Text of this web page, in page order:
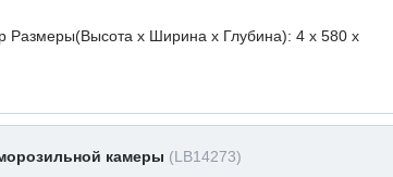
Размеры(Высота х Ширина х Глубина): 4 x 580 х
камеры (LB14273)